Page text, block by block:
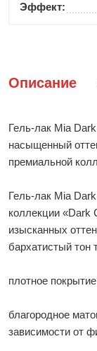
Эффект:
Описание
Гель‑лак Mia
насыщенный
премиальной
Гель‑лак Mia
коллекции «Dark
изысканных
бархатистый тон
плотное
благородное
зависимости от